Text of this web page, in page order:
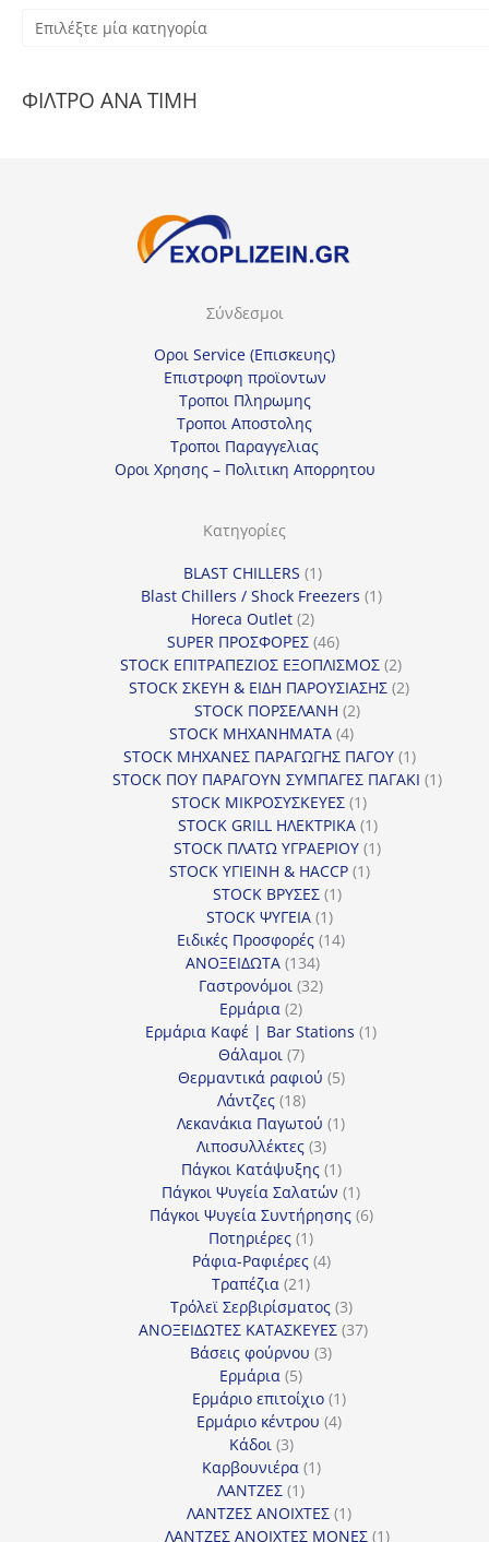
λ
ΦΙΛΤΡΟ ΑΝΑ ΤΙΜΗ
Σύνδεσμοι
Οροι Service (Επισκευης)
Επιστροφη προϊοντων
Τροποι Πληρωμης
Τροποι Αποστολης
Τροποι Παραγγελιας
Οροι Χρησης – Πολιτικη Απορρητου
Κατηγορίες
BLAST CHILLERS 11
προϊόν
Blast Chillers / Shock Freezers 11
Horeca Outlet 22
προϊόντα
SUPER ΠΡΟΣΦΟΡΕΣ 4646
προϊόντα
STOCK ΕΠΙΤΡΑΠΕΖΙΟΣ ΕΞΟΠΛΙΣΜΟΣ 22
προϊόντα
STOCK ΣΚΕΥΗ & ΕΙΔΗ ΠΑΡΟΥΣΙΑΣΗΣ 22
STOCK ΠΟΡΣΕΛΑΝΗ 22
STOCK ΜΗΧΑΝΗΜΑΤΑ 44
προϊόντα
STOCK ΜΗΧΑΝΕΣ ΠΑΡΑΓΩΓΗΣ ΠΑΓΟΥ 11
προϊόν
STOCK ΠΟΥ ΠΑΡΑΓΟΥΝ ΣΥΜΠΑΓΕΣ ΠΑΓΑΚΙ 11
STOCK ΜΙΚΡΟΣΥΣΚΕΥΕΣ 11
προϊόν
STOCK GRILL ΗΛΕΚΤΡΙΚΑ 11
προϊόν
STOCK ΠΛΑΤΩ ΥΓΡΑΕΡΙΟΥ 11
STOCK ΥΓΙΕΙΝΗ & HACCP 11
STOCK ΒΡΥΣΕΣ 11
STOCK ΨΥΓΕΙΑ 11
προϊόν
Ειδικές Προσφορές 1414
ΑΝΟΞΕΙΔΩΤΑ 134134
προϊόντα
Γαστρονόμοι 3232
Ερμάρια 22
προϊόντα
Ερμάρια Καφέ | Bar Stations 11
Θάλαμοι 77
προϊόντα
Θερμαντικά ραφιού 55
Λάντζες 1818
προϊόντα
Λεκανάκια Παγωτού 11
Λιποσυλλέκτες 33
προϊόντα
Πάγκοι Κατάψυξης 11
προϊόν
Πάγκοι Ψυγεία Σαλατών 11
προϊόν
Πάγκοι Ψυγεία Συντήρησης 66
Ποτηριέρες 11
προϊόν
Ράφια-Ραφιέρες 44
Τραπέζια 2121
προϊόντα
Τρόλεϊ Σερβιρίσματος 33
προϊόντα
ΑΝΟΞΕΙΔΩΤΕΣ ΚΑΤΑΣΚΕΥΕΣ 3737
Βάσεις φούρνου 33
Ερμάρια 55
προϊόντα
Ερμάριο επιτοίχιο 11
προϊόν
Ερμάριο κέντρου 44
Κάδοι 33
προϊόντα
Καρβουνιέρα 11
ΛΑΝΤΖΕΣ 11
προϊόν
ΛΑΝΤΖΕΣ ΑΝΟΙΧΤΕΣ 11
προϊόν
ΛΑΝΤΖΕΣ ΑΝΟΙΧΤΕΣ ΜΟΝΕΣ 11